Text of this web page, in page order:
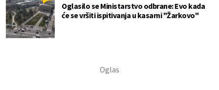
Oglasilo se Ministarstvo odbrane: Evo kada
će se vršiti ispitivanja u kasarni "Žarkovo"